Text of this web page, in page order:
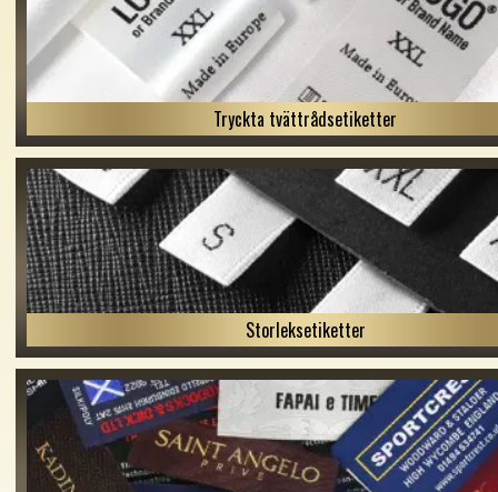
Tryckta tvättrådsetiketter
Storleksetiketter